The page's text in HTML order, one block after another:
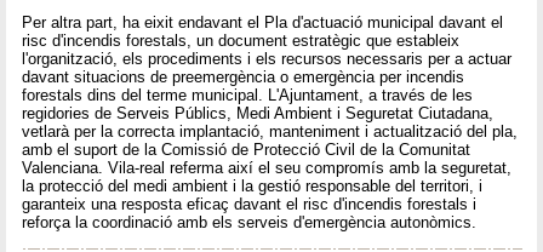
Per altra part, ha eixit endavant el Pla d'actuació municipal davant el
risc d'incendis forestals, un document estratègic que estableix
l'organització, els procediments i els recursos necessaris per a actuar
davant situacions de preemergència o emergència per incendis
forestals dins del terme municipal. L'Ajuntament, a través de les
regidories de Serveis Públics, Medi Ambient i Seguretat Ciutadana,
vetlarà per la correcta implantació, manteniment i actualització del pla,
amb el suport de la Comissió de Protecció Civil de la Comunitat
Valenciana. Vila-real referma així el seu compromís amb la seguretat,
la protecció del medi ambient i la gestió responsable del territori, i
garanteix una resposta eficaç davant el risc d'incendis forestals i
reforça la coordinació amb els serveis d'emergència autonòmics.